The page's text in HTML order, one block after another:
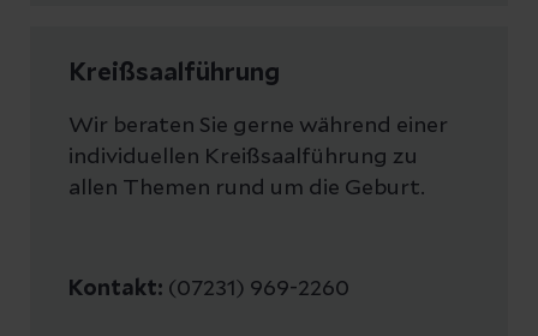
Kreißsaalführung
Wir beraten Sie gerne während einer
individuellen Kreißsaalführung zu
allen Themen rund um die Geburt.
Kontakt: (07231) 969-2260